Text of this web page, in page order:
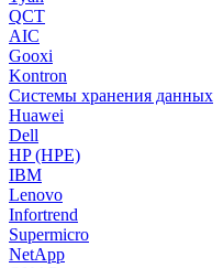
QCT
AIC
Gooxi
Kontron
Системы хранения данных
Huawei
Dell
HP (HPE)
IBM
Lenovo
Infortrend
Supermicro
NetApp